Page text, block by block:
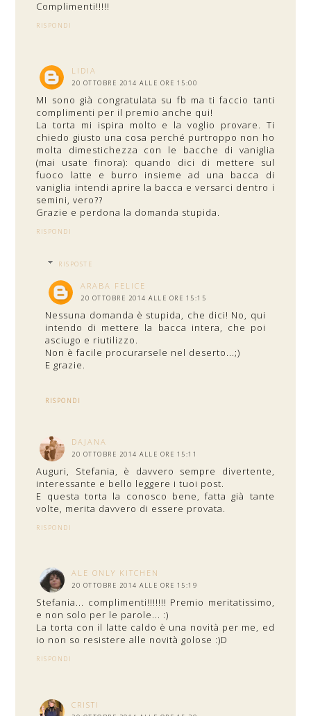
Complimenti!!!!!
RISPONDI
LIDIA
20 OTTOBRE 2014 ALLE ORE 15:00
MI sono già congratulata su fb ma ti faccio tanti
complimenti per il premio anche qui!
La torta mi ispira molto e la voglio provare. Ti
chiedo giusto una cosa perché purtroppo non ho
molta dimestichezza con le bacche di vaniglia
(mai usate finora): quando dici di mettere sul
fuoco latte e burro insieme ad una bacca di
vaniglia intendi aprire la bacca e versarci dentro i
semini, vero??
Grazie e perdona la domanda stupida.
RISPONDI
RISPOSTE
ARABA FELICE
20 OTTOBRE 2014 ALLE ORE 15:15
Nessuna domanda è stupida, che dici! No, qui
intendo di mettere la bacca intera, che poi
asciugo e riutilizzo.
Non è facile procurarsele nel deserto...;)
E grazie.
RISPONDI
DAJANA
20 OTTOBRE 2014 ALLE ORE 15:11
Auguri, Stefania, è davvero sempre divertente,
interessante e bello leggere i tuoi post.
E questa torta la conosco bene, fatta già tante
volte, merita davvero di essere provata.
RISPONDI
ALE ONLY KITCHEN
20 OTTOBRE 2014 ALLE ORE 15:19
Stefania... complimenti!!!!!!! Premio meritatissimo,
e non solo per le parole... :)
La torta con il latte caldo è una novità per me, ed
io non so resistere alle novità golose :)D
RISPONDI
CRISTI